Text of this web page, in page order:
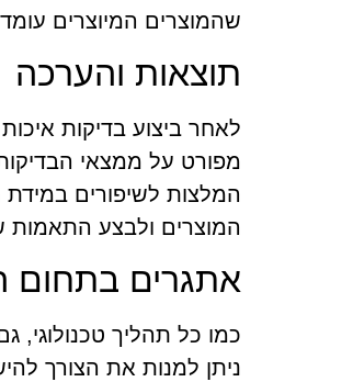
שהמוצרים המיוצרים
תוצאות והערכה
לאחר ביצוע בדיקות
מפורט על ממצאי
המלצות לשיפורים
המוצרים ולבצע התאמות
אתגרים בתחום
כמו כל תהליך טכנולוגי,
ניתן למנות את הצורך